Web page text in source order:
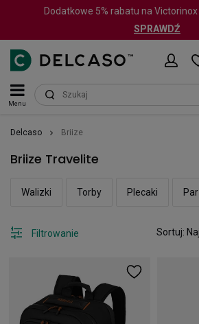
Dodatkowe 5% rabatu na
SPRAWDŹ
Menu
Delcaso Briize
Briize Travelite
Walizki Torby Plecaki
Sortuj:
Filtrowanie